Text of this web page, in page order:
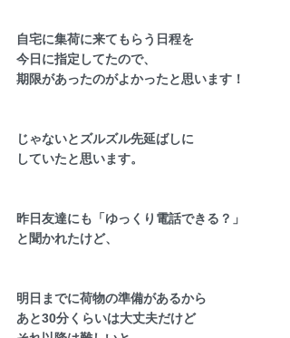
自宅に集荷に来てもらう日程を
今日に指定してたので、
期限があったのがよかったと思います！
じゃないとズルズル先延ばしに
していたと思います。
昨日友達にも「ゆっくり電話できる？」
と聞かれたけど、
明日までに荷物の準備があるから
あと30分くらいは大丈夫だけど